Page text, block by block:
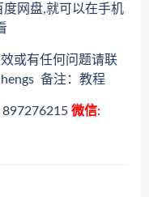
网盘,就可以在手机
或有任何问题请联
备注：教程
微信: